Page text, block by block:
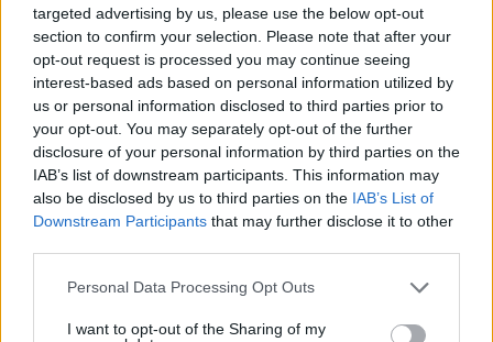
targeted advertising by us, please use the below opt-out
section to confirm your selection. Please note that after your
opt-out request is processed you may continue seeing
interest-based ads based on personal information utilized by
us or personal information disclosed to third parties prior to
your opt-out. You may separately opt-out of the further
disclosure of your personal information by third parties on the
IAB’s list of downstream participants. This information may
also be disclosed by us to third parties on the IAB’s List of
Downstream Participants that may further disclose it to other
Please note that this website/app uses one or more Google
not limited to your visit or usage behaviour. You may click to
Personal Data Processing Opt Outs
I want to opt-out of the Sharing of my
Στέργιος
11.11.2024, 15:00
Το 1983, στο σχολείο, όταν κάναμε πρωινή
προσευχή, πέθανε μπροστά μου συμμαθητής μου
από ανακοπή καρδιάς, κοιλιακή μαρμαρυγή,
θυμάμαι και τη διάγνωση,στα καλά καθούμενα,
ενώ δεν είχε κανένα πρόβλημα υγείας.Η καρδιά
είναι πολύ μυστήριο όργανο με το ηλεκτρικό
ρεύμα που δουλεύει.Για να μην γράφουν μερικοί
ότι να 'ναι.
ΑΠΑΝΤΗΣΗ